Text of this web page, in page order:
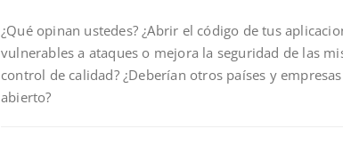
¿Qué opinan ustedes? ¿Abrir el código de tus
vulnerables a ataques o mejora la seguridad de las
control de calidad? ¿Deberían otros países y
abierto?